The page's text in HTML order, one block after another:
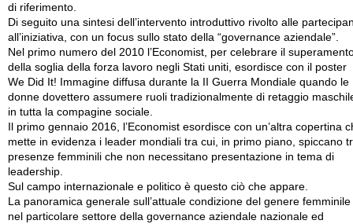
di riferimento.
Di seguito una sintesi dell’intervento introduttivo rivolto alle
all’iniziativa, con un focus sullo stato della “governance aziendale”.
Nel primo numero del 2010 l’Economist, per celebrare il
della soglia della forza lavoro negli Stati uniti, esordisce con il poster
We Did It! Immagine diffusa durante la II Guerra Mondiale quando le
donne dovettero assumere ruoli tradizionalmente di retaggio
in tutta la compagine sociale.
Il primo gennaio 2016, l’Economist esordisce con un’altra copertina
mette in evidenza i leader mondiali tra cui, in primo piano, spiccano
presenze femminili che non necessitano presentazione in tema di
leadership.
Sul campo internazionale e politico è questo ciò che appare.
La panoramica generale sull’attuale condizione del genere femminile
nel particolare settore della governance aziendale nazionale ed